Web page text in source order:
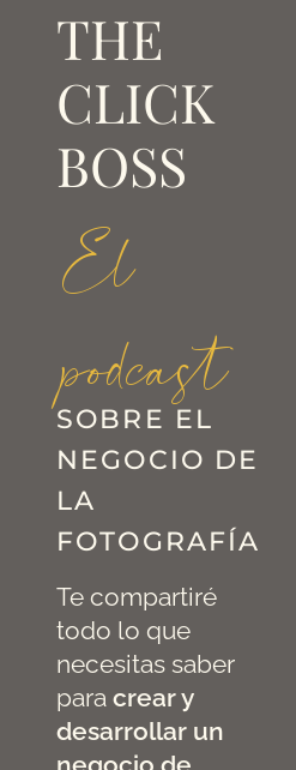
THE
CLICK
BOSS
El
podcast
SOBRE EL
NEGOCIO DE
LA
FOTOGRAFÍA
Te compartiré
todo lo que
necesitas saber
para crear y
desarrollar un